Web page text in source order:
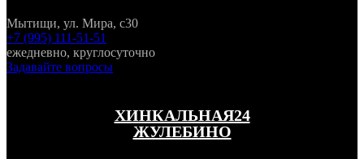
Мытищи, ул. Мира, с30
+7 (995) 111-51-51
ежедневно, круглосуточно
Задавайте вопросы
ХИНКАЛЬНАЯ24
ЖУЛЕБИНО